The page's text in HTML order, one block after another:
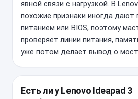
явной связи с нагрузкой. В
похожие признаки иногда дают
питанием или BIOS, поэтому
проверяет линии питания,
уже потом делает вывод о
Есть ли у Lenovo Ideapad 3